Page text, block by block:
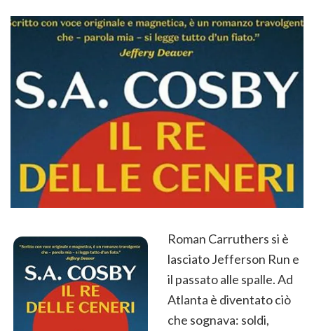
Roman Carruthers si è
lasciato Jefferson Run e
il passato alle spalle. Ad
Atlanta è diventato ciò
che sognava: soldi,